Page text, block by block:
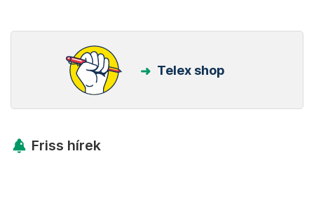
Telex shop
Friss hírek